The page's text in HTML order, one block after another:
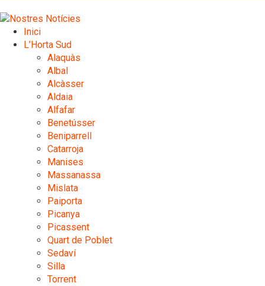
Inici
L’Horta Sud
Alaquàs
Albal
Alcàsser
Aldaia
Alfafar
Benetússer
Beniparrell
Catarroja
Manises
Massanassa
Mislata
Paiporta
Picanya
Picassent
Quart de Poblet
Sedaví
Silla
Torrent